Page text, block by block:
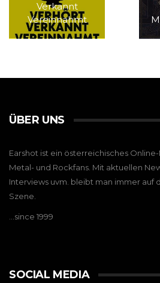
Verkannt
Vereinnahmt
ÜBER UNS
Earshot ist ein österreichisches
Metal- und Rockfans. Mit aktuellen
Interviews uvm. bleibt man immer auf
Szene.
…since 1999
SOCIAL MEDIA